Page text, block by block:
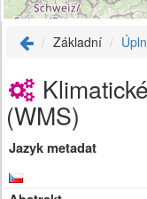
Základní
(WMS)
Jazyk metadat